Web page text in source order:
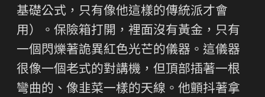
基礎公式，只有像他這樣的傳統派才會
用）。保險箱打開，裡面沒有黃金，只有
一個閃爍著詭異紅色光芒的儀器。這儀器
很像一個老式的對講機，但頂部插著一根
彎曲的、像韭菜一樣的天線。他顫抖著拿